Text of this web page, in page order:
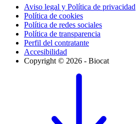
Aviso legal y Política de privacidad
Política de cookies
Política de redes sociales
Política de transparencia
Perfil del contratante
Accesibilidad
Copyright © 2026 - Biocat